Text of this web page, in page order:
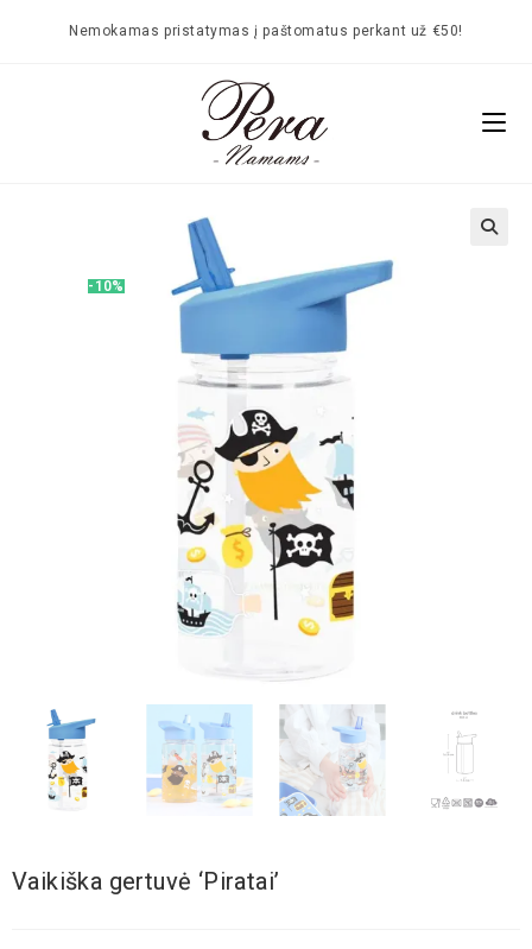
Nemokamas pristatymas į paštomatus perkant už €50!
-10%
Vaikiška gertuvė ‘Piratai’